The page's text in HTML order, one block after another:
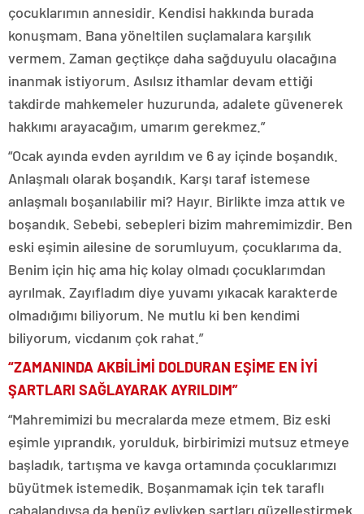
çocuklarımın annesidir. Kendisi hakkında burada
konuşmam. Bana yöneltilen suçlamalara karşılık
vermem. Zaman geçtikçe daha sağduyulu olacağına
inanmak istiyorum. Asılsız ithamlar devam ettiği
takdirde mahkemeler huzurunda, adalete güvenerek
hakkımı arayacağım, umarım gerekmez.”
“Ocak ayında evden ayrıldım ve 6 ay içinde boşandık.
Anlaşmalı olarak boşandık. Karşı taraf istemese
anlaşmalı boşanılabilir mi? Hayır. Birlikte imza attık ve
boşandık. Sebebi, sebepleri bizim mahremimizdir. Ben
eski eşimin ailesine de sorumluyum, çocuklarıma da.
Benim için hiç ama hiç kolay olmadı çocuklarımdan
ayrılmak. Zayıfladım diye yuvamı yıkacak karakterde
olmadığımı biliyorum. Ne mutlu ki ben kendimi
biliyorum, vicdanım çok rahat.”
“ZAMANINDA AKBİLİMİ DOLDURAN EŞİME EN İYİ
ŞARTLARI SAĞLAYARAK AYRILDIM”
“Mahremimizi bu mecralarda meze etmem. Biz eski
eşimle yıprandık, yorulduk, birbirimizi mutsuz etmeye
başladık, tartışma ve kavga ortamında çocuklarımızı
büyütmek istemedik. Boşanmamak için tek taraflı
çabalandıysa da henüz evliyken şartları güzelleştirmek